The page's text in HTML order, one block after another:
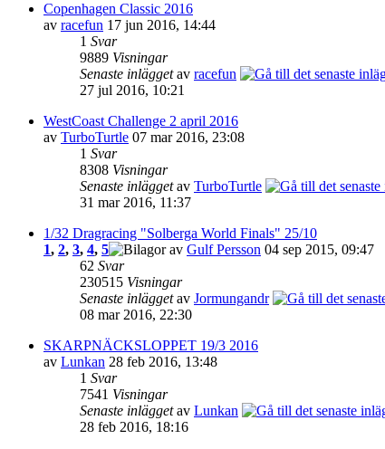
Copenhagen Classic 2016
av racefun 17 jun 2016, 14:44
1 Svar
9889 Visningar
Senaste inläggetav racefun
27 jul 2016, 10:21
WestCoast Challenge 2 april 2016
av TurboTurtle 07 mar 2016, 23:08
1 Svar
8308 Visningar
Senaste inläggetav TurboTurtle
31 mar 2016, 11:37
1/32 Dragracing "Solberga World Finals" 25/10
1, 2, 3, 4, 5 av Gulf Persson 04 sep 2015, 09:47
62 Svar
230515 Visningar
Senaste inläggetav Jormungandr
08 mar 2016, 22:30
SKARPNÄCKSLOPPET 19/3 2016
av Lunkan 28 feb 2016, 13:48
1 Svar
7541 Visningar
Senaste inläggetav Lunkan
28 feb 2016, 18:16